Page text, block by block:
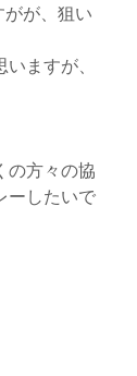
が、狙い
ますが、
の方々の協
ーしたいで